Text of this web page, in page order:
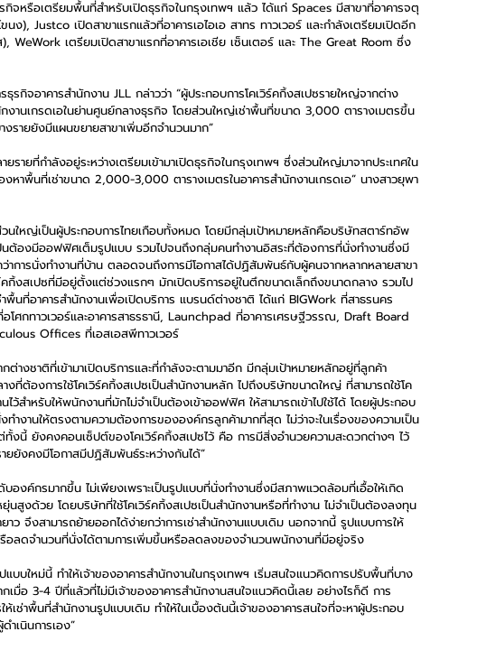
รกิจหรือเตรียมพื้นที่สำหรับเปิดธุรกิจในกรุงเทพฯ แล้ว ได้แก่ Spaces มีสาขาที่อาคารจตุ
), Justco เปิดสาขาแรกแล้วที่อาคารเอไอเอ สาทร ทาวเวอร์ และกำลังเตรียมเปิดอีก
WeWork เตรียมเปิดสาขาแรกที่อาคารเอเชีย เซ็นเตอร์ และ The Great Room ซึ่ง
กิจอาคารสำนักงาน JLL กล่าวว่า “ผู้ประกอบการโคเวิร์คกิ้งสเปซรายใหญ่จากต่าง
กงานเกรดเอในย่านศูนย์กลางธุรกิจ โดยส่วนใหญ่เช่าพื้นที่ขนาด 3,000 ตารางเมตรขึ้น
รายยังมีแผนขยายสาขาเพิ่มอีกจำนวนมาก”
รายที่กำลังอยู่ระหว่างเตรียมเข้ามาเปิดธุรกิจในกรุงเทพฯ ซึ่งส่วนใหญ่มาจากประเทศใน
หาพื้นที่เช่าขนาด 2,000-3,000 ตารางเมตรในอาคารสำนักงานเกรดเอ” นางสาวยุพา
นใหญ่เป็นผู้ประกอบการไทยเกือบทั้งหมด โดยมีกลุ่มเป้าหมายหลักคือบริษัทสตาร์ทอัพ
นต้องมีออฟฟิศเต็มรูปแบบ รวมไปจนถึงกลุ่มคนทำงานอิสระที่ต้องการที่นั่งทำงานซึ่งมี
ว่าการนั่งทำงานที่บ้าน ตลอดจนถึงการมีโอกาสได้ปฏิสัมพันธ์กับผู้คนจากหลากหลายสาขา
กิ้งสเปซที่มีอยู่ตั้งแต่ช่วงแรกๆ มักเปิดบริการอยู่ในตึกขนาดเล็กถึงขนาดกลาง รวมไป
พื้นที่อาคารสำนักงานเพื่อเปิดบริการ แบรนด์ต่างชาติ ได้แก่ BIGWork ที่สาธรนคร
ศกทาวเวอร์และอาคารสาธรธานี, Launchpad ที่อาคารเศรษฐีวรรณ, Draft Board
Offices ที่เอสเอสพีทาวเวอร์
ต่างชาติที่เข้ามาเปิดบริการและที่กำลังจะตามมาอีก มีกลุ่มเป้าหมายหลักอยู่ที่ลูกค้า
ที่ต้องการใช้โคเวิร์คกิ้งสเปซเป็นสำนักงานหลัก ไปถึงบริษัทขนาดใหญ่ ที่สามารถใช้โค
ว้สำหรับให้พนักงานที่มักไม่จำเป็นต้องเข้าออฟฟิศ ให้สามารถเข้าไปใช้ได้ โดยผู้ประกอบ
ทำงานให้ตรงตามความต้องการขององค์กรลูกค้ามากที่สุด ไม่ว่าจะในเรื่องของความเป็น
ยังคงคอนเซ็ปต์ของโคเวิร์คกิ้งสเปซไว้ คือ การมีสิ่งอำนวยความสะดวกต่างๆ ไว้
ยยังคงมีโอกาสมีปฏิสัมพันธ์ระหว่างกันได้”
บองค์กรมากขึ้น ไม่เพียงเพราะเป็นรูปแบบที่นั่งทำงานซึ่งมีสภาพแวดล้อมที่เอื้อให้เกิด
สูงด้วย โดยบริษัทที่ใช้โคเวิร์คกิ้งสเปซเป็นสำนักงานหรือที่ทำงาน ไม่จำเป็นต้องลงทุน
จึงสามารถย้ายออกได้ง่ายกว่าการเช่าสำนักงานแบบเดิม นอกจากนี้ รูปแบบการให้
อลดจำนวนที่นั่งได้ตามการเพิ่มขึ้นหรือลดลงของจำนวนพนักงานที่มีอยู่จริง
แบบใหม่นี้ ทำให้เจ้าของอาคารสำนักงานในกรุงเทพฯ เริ่มสนใจแนวคิดการปรับพื้นที่บาง
เมื่อ 3-4 ปีที่แล้วที่ไม่มีเจ้าของอาคารสำนักงานสนใจแนวคิดนี้เลย อย่างไรก็ดี การ
ช่าพื้นที่สำนักงานรูปแบบเดิม ทำให้ในเบื้องต้นนี้เจ้าของอาคารสนใจที่จะหาผู้ประกอบ
ำเนินการเอง”